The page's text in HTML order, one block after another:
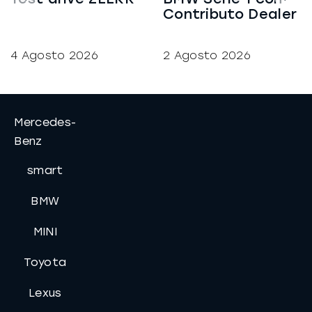
4 Agosto 2026
Contributo Dealer
2 Agosto 2026
Mercedes-
Benz
smart
BMW
MINI
Toyota
Lexus